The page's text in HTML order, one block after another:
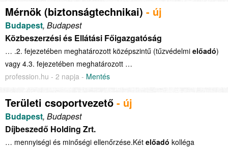
Mérnök (biztonságtechnikai) - új
Budapest, Budapest
Közbeszerzési és Ellátási Főigazgatóság
… .2. fejezetében meghatározott középszintű (tűzvédelmi előadó)
vagy 4.3. fejezetében meghatározott …
profession.hu - 2 napja - Mentés
Területi csoportvezető - új
Budapest, Budapest
Díjbeszedő Holding Zrt.
… mennyiségi és minőségi ellenőrzése.Két előadó kolléga